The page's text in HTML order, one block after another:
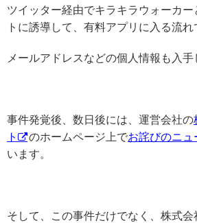
ツイッター経由でキラキラウォーカー
トに誘導して、有料アプリに入る流れ
メールアドレスなどの個人情報も入手
事件発覚後、数日後には、運営会社の
ト
のホームページ上でお詫びのニュ
います。
そして、この事件だけでなく、株式